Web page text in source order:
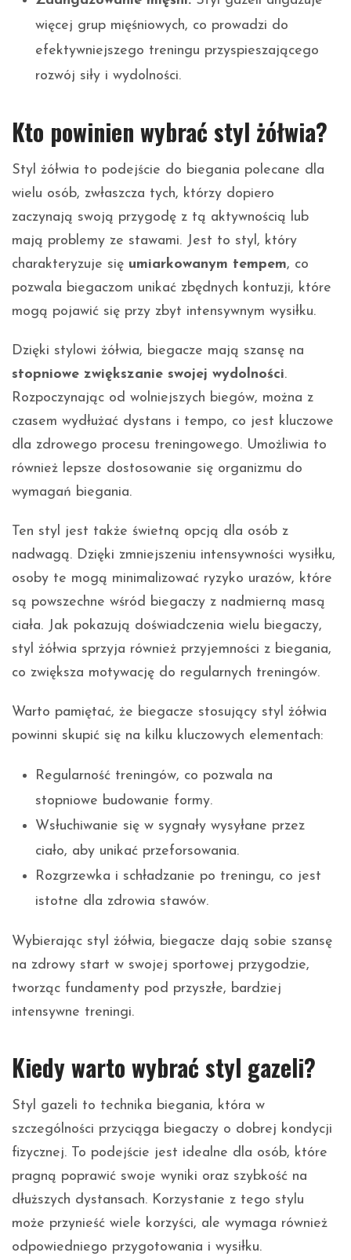
więcej grup mięśniowych, co prowadzi do
efektywniejszego treningu przyspieszającego
rozwój siły i wydolności.
Kto powinien wybrać styl żółwia?
Styl żółwia to podejście do biegania polecane dla
wielu osób, zwłaszcza tych, którzy dopiero
zaczynają swoją przygodę z tą aktywnością lub
mają problemy ze stawami. Jest to styl, który
charakteryzuje się umiarkowanym tempem, co
pozwala biegaczom unikać zbędnych kontuzji, które
mogą pojawić się przy zbyt intensywnym wysiłku.
Dzięki stylowi żółwia, biegacze mają szansę na
stopniowe zwiększanie swojej wydolności.
Rozpoczynając od wolniejszych biegów, można z
czasem wydłużać dystans i tempo, co jest kluczowe
dla zdrowego procesu treningowego. Umożliwia to
również lepsze dostosowanie się organizmu do
wymagań biegania.
Ten styl jest także świetną opcją dla osób z
nadwagą. Dzięki zmniejszeniu intensywności wysiłku,
osoby te mogą minimalizować ryzyko urazów, które
są powszechne wśród biegaczy z nadmierną masą
ciała. Jak pokazują doświadczenia wielu biegaczy,
styl żółwia sprzyja również przyjemności z biegania,
co zwiększa motywację do regularnych treningów.
Warto pamiętać, że biegacze stosujący styl żółwia
powinni skupić się na kilku kluczowych elementach:
Regularność treningów, co pozwala na
stopniowe budowanie formy.
Wsłuchiwanie się w sygnały wysyłane przez
ciało, aby unikać przeforsowania.
Rozgrzewka i schładzanie po treningu, co jest
istotne dla zdrowia stawów.
Wybierając styl żółwia, biegacze dają sobie szansę
na zdrowy start w swojej sportowej przygodzie,
tworząc fundamenty pod przyszłe, bardziej
intensywne treningi.
Kiedy warto wybrać styl gazeli?
Styl gazeli to technika biegania, która w
szczególności przyciąga biegaczy o dobrej kondycji
fizycznej. To podejście jest idealne dla osób, które
pragną poprawić swoje wyniki oraz szybkość na
dłuższych dystansach. Korzystanie z tego stylu
może przynieść wiele korzyści, ale wymaga również
odpowiedniego przygotowania i wysiłku.